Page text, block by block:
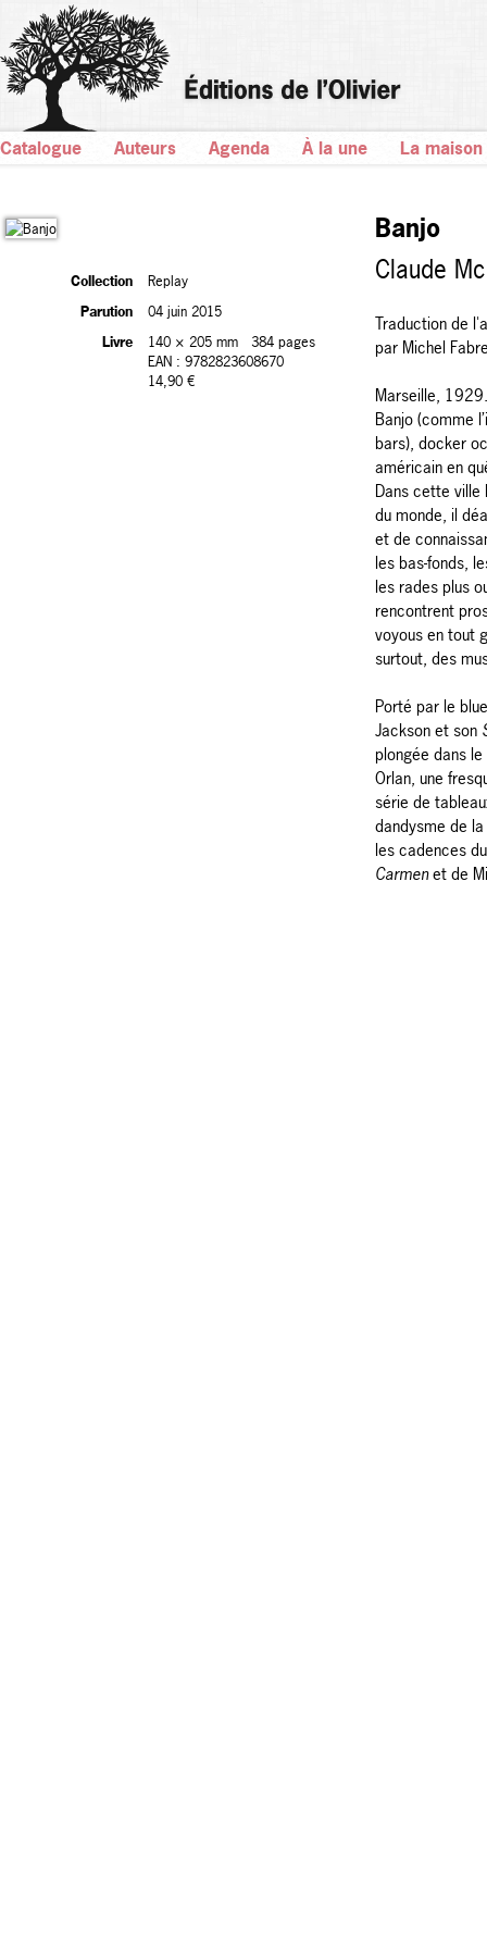
Catalogue Auteurs Agenda À la une La maison
Collection
Replay
Parution
04 juin 2015
Livre
140 × 205 mm
384 pages
EAN : 9782823608670
14,90 €
Banjo
Claude
Traduction de
par Michel
Marseille,
Banjo (comme
bars), docker
américain en
Dans cette ville
du monde, il
et de
les bas-fonds,
les rades plus
rencontrent
voyous en tout
surtout, des
Porté par le
Jackson et son
plongée dans
Orlan, une
série de
dandysme de
les cadences
Carmenet de